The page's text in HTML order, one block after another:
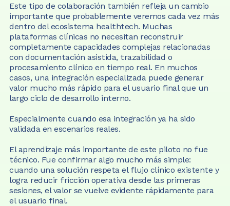
Este tipo de colaboración también refleja un cambio
importante que probablemente veremos cada vez más
dentro del ecosistema healthtech. Muchas
plataformas clínicas no necesitan reconstruir
completamente capacidades complejas relacionadas
con documentación asistida, trazabilidad o
procesamiento clínico en tiempo real. En muchos
casos, una integración especializada puede generar
valor mucho más rápido para el usuario final que un
largo ciclo de desarrollo interno.
Especialmente cuando esa integración ya ha sido
validada en escenarios reales.
El aprendizaje más importante de este piloto no fue
técnico. Fue confirmar algo mucho más simple:
cuando una solución respeta el flujo clínico existente y
logra reducir fricción operativa desde las primeras
sesiones, el valor se vuelve evidente rápidamente para
el usuario final.